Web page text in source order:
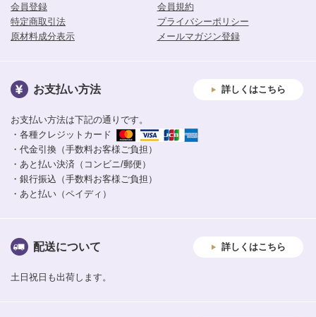
会員登録
会員規約
特定商取引法
プライバシーポリシー
原材料成分表示
メールマガジン登録
お支払い方法 詳しくはこちら
お支払い方法は下記の通りです。
・各種クレジットカード
・代金引換（手数料お客様ご負担）
・あと払い決済（コンビニ/郵便）
・銀行振込（手数料お客様ご負担）
・あと払い（ペイディ）
配送について 詳しくはこちら
土日祝日も出荷します。